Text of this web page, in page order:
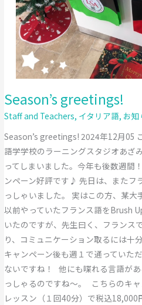
Season’s greetings!
Staff and Teachers, イタリア語, お知
Season’s greetings! 2024年12月05
語学学校のラーニングスタジオあざ
ってしまいました。今年も後数週間
ンペーン好評です♪ 先日は、またフ
っしゃいました。 実はこの方、某大
以前やっていたフランス語をBrush
いたのですが、先生曰く、フランス
り、コミュニケーション取るには十
キャンペーン後も週１で通っていた
ないですね！ 他にも喋れる言語が
っしゃるのですね〜。 こちらのキ
レッスン（１回40分）で税込